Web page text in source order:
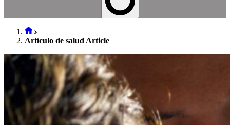
Artículo de salud Article